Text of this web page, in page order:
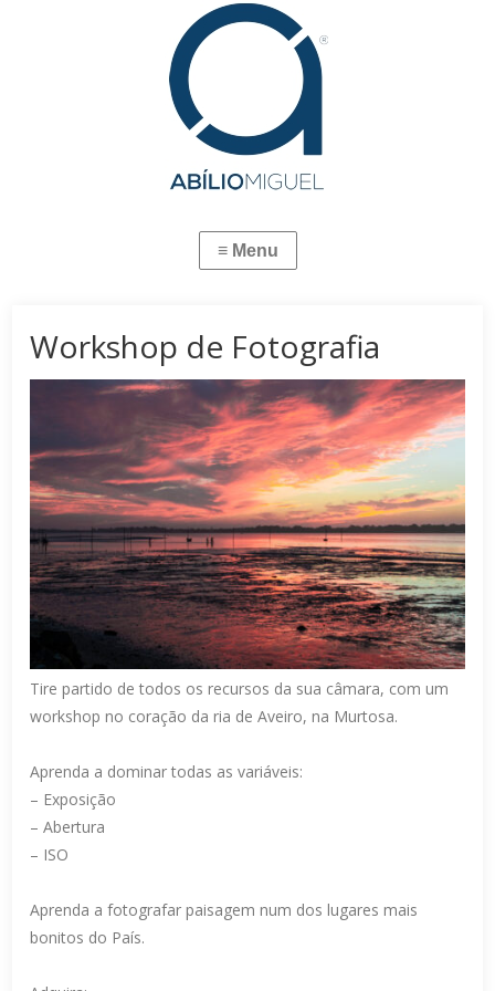
Workshop de Fotografia
Tire partido de todos os recursos da sua câmara, com um
workshop no coração da ria de Aveiro, na Murtosa.
Aprenda a dominar todas as variáveis:
– Exposição
– Abertura
– ISO
Aprenda a fotografar paisagem num dos lugares mais
bonitos do País.